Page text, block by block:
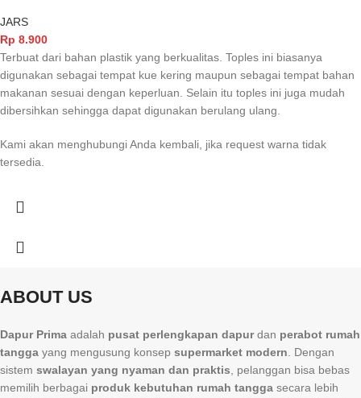
JARS
Rp 8.900
Terbuat dari bahan plastik yang berkualitas. Toples ini biasanya
digunakan sebagai tempat kue kering maupun sebagai tempat bahan
makanan sesuai dengan keperluan. Selain itu toples ini juga mudah
dibersihkan sehingga dapat digunakan berulang ulang.
Kami akan menghubungi Anda kembali, jika request warna tidak
tersedia.
ABOUT US
Dapur Prima adalah pusat perlengkapan dapurdan perabot rumah
tangga yang mengusung konsep supermarket modern. Dengan
sistem swalayan yang nyaman dan praktis, pelanggan bisa bebas
memilih berbagai produk kebutuhan rumah tangga secara lebih